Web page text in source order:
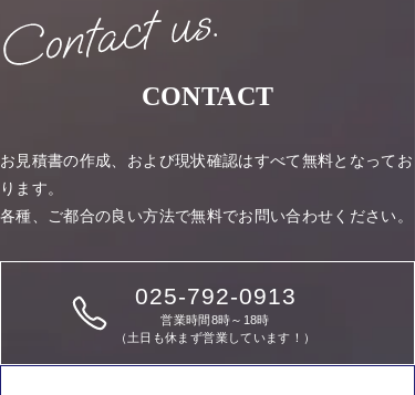
CONTACT
お見積書の作成、および現状確認はすべて無料となってお
ります。
各種、ご都合の良い方法で無料でお問い合わせください。
025-792-0913
営業時間8時～18時
（土日も休まず営業しています！）